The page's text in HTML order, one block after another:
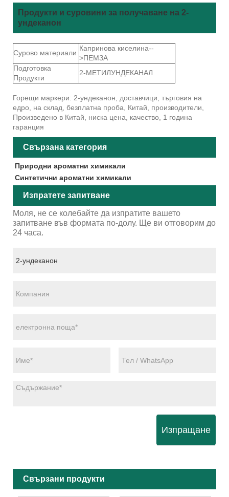
Продукти и суровини за получаване на 2-
ундеканон
Сурово материали
Капринова киселина--
>ПЕМЗА
Подготовка
Продукти
2-МЕТИЛУНДЕКАНАЛ
Горещи маркери: 2-ундеканон, доставчици, търговия на
едро, на склад, безплатна проба, Китай, производители,
Произведено в Китай, ниска цена, качество, 1 година
гаранция
Свързана категория
Природни ароматни химикали
Синтетични ароматни химикали
Изпратете запитване
Моля, не се колебайте да изпратите вашето
запитване във формата по-долу. Ще ви отговорим до
24 часа.
Изпращане
Свързани продукти